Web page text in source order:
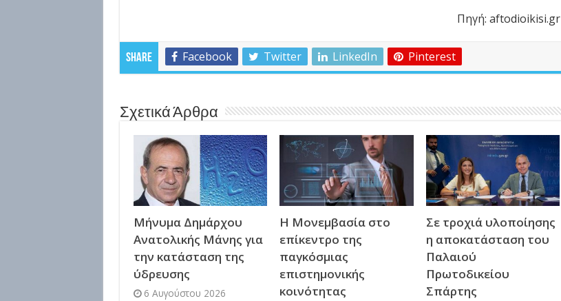
Πηγή: aftodioikisi.gr
Share Facebook Twitter LinkedIn Pinterest
Σχετικά Άρθρα
Μήνυμα Δημάρχου
Ανατολικής Μάνης για
την κατάσταση της
ύδρευσης
6 Αυγούστου 2026
Η Μονεμβασία στο
επίκεντρο της
παγκόσμιας
επιστημονικής
κοινότητας
Σε τροχιά υλοποίησης
η αποκατάσταση του
Παλαιού
Πρωτοδικείου
Σπάρτης